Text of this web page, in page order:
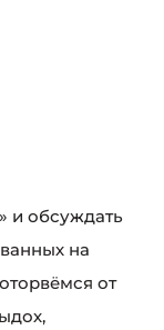
и обсуждать
на
от